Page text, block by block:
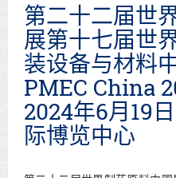
第二十二届世
展第十七届世
装设备与材料
PMEC China
2024年6月19
际博览中心